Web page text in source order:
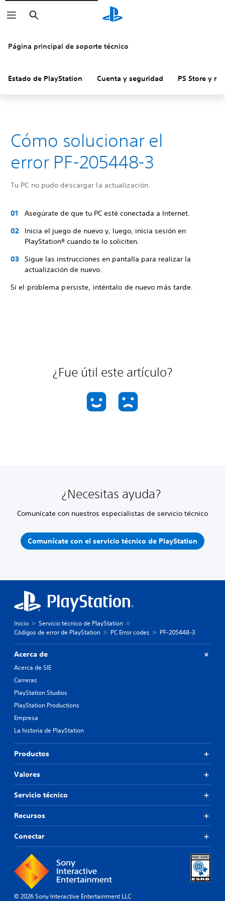
Buscar
Página principal de soporte técnico
Estado de PlayStation Cuenta y seguridad PS Store y
Cómo solucionar el
error PF-205448-3
Tu PC no pudo descargar la actualización.
Asegúrate de que tu PC esté conectada a Internet.
Inicia el juego de nuevo y, luego, inicia sesión en
PlayStation® cuando te lo soliciten.
Sigue las instrucciones en pantalla para realizar la
actualización de nuevo.
Si el problema persiste, inténtalo de nuevo más tarde.
¿Fue útil este artículo?
¿Necesitas ayuda?
Comunícate con nuestros especialistas de servicio técnico
Comunícate con el servicio técnico de PlayStation
Inicio
Servicio técnico de PlayStation
Códigos de error de PlayStation
PC Error codes PF-205448-3
Acerca de
Acerca de SIE
Carreras
PlayStation Studios
PlayStation Productions
Empresa
La historia de PlayStation
Productos
Valores
Servicio técnico
Recursos
Conectar
© 2026 Sony Interactive Entertainment LLC